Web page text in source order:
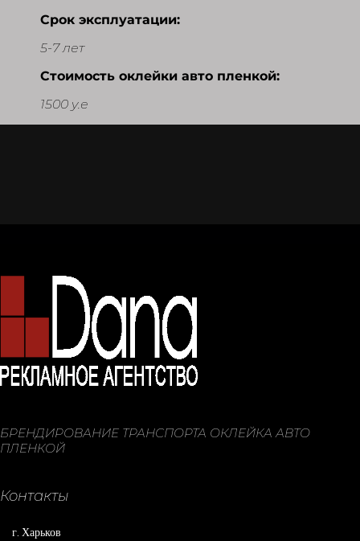
Срок эксплуатации:
5-7 лет
Стоимость оклейки авто пленкой:
1500 у.е
БРЕНДИРОВАНИЕ ТРАНСПОРТА ОКЛЕЙКА АВТО
ПЛЕНКОЙ
Контакты
г. Харьков